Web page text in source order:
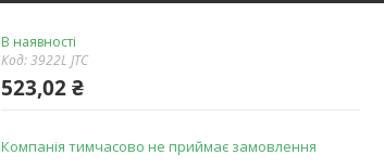
В наявності
Код:3922L JTC
523,02 ₴
Компанія тимчасово не приймає замовлення